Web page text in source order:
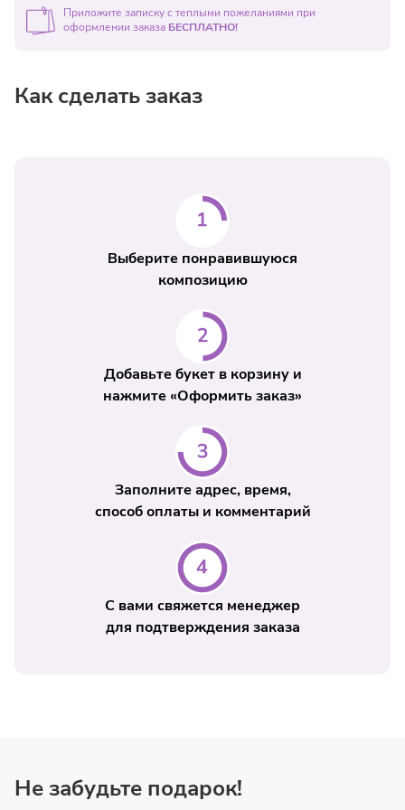
доставки в день оформления заявки после 21:00 уточняйте у
менеджера по телефону +7 (495) 5-042-042
Приложите записку с теплыми пожеланиями при
оформлении заказа БЕСПЛАТНО!
Как сделать заказ
Выберите понравившуюся
композицию
Добавьте букет в корзину и
нажмите «Оформить заказ»
Заполните адрес, время,
способ оплаты и комментарий
С вами свяжется менеджер
для подтверждения заказа
Не забудьте подарок!